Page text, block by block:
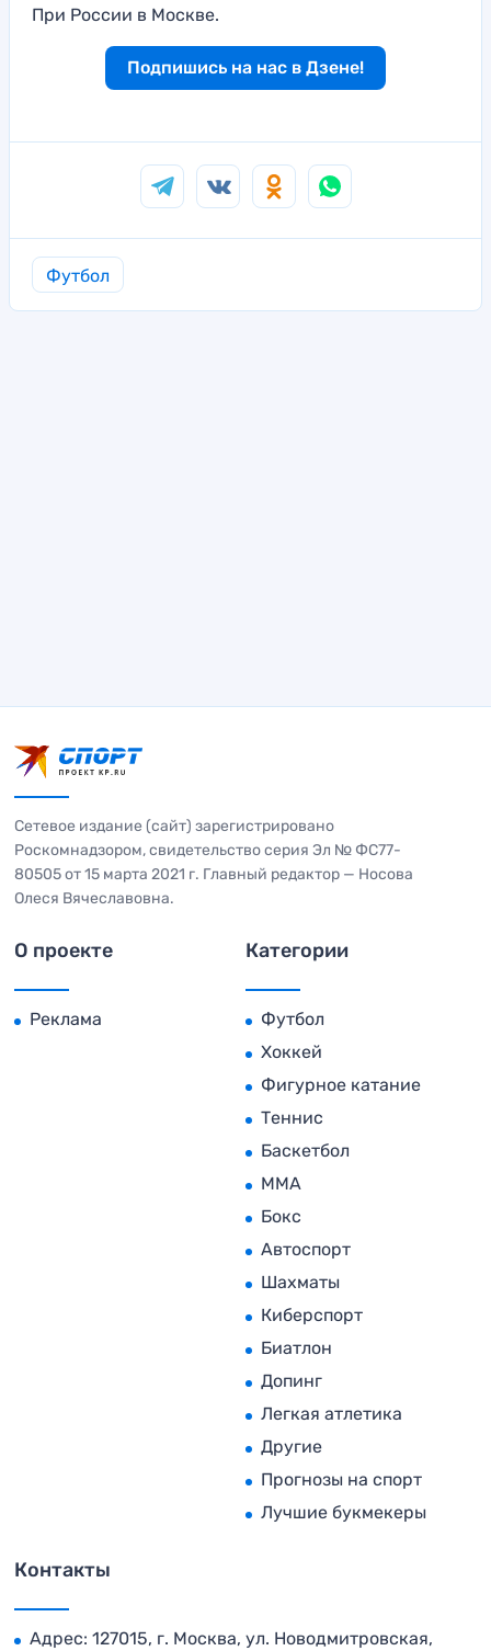
При России в Москве.
Подпишись на нас в Дзене!
Футбол
Сетевое издание (сайт) зарегистрировано
Роскомнадзором, свидетельство серия Эл № ФС77-
80505 от 15 марта 2021 г. Главный редактор — Носова
Олеся Вячеславовна.
О проекте
Реклама
Категории
Футбол
Хоккей
Фигурное катание
Теннис
Баскетбол
MMA
Бокс
Автоспорт
Шахматы
Киберспорт
Биатлон
Допинг
Легкая атлетика
Другие
Прогнозы на спорт
Лучшие букмекеры
Контакты
Адрес: 127015, г. Москва, ул. Новодмитровская,